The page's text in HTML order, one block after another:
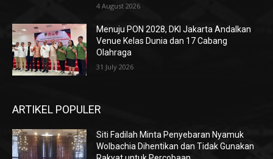
4 August 2026
Menuju PON 2028, DKI Jakarta Andalkan
Venue Kelas Dunia dan 17 Cabang
Olahraga
31 July 2026
ARTIKEL POPULER
Siti Fadilah Minta Penyebaran Nyamuk
Wolbachia Dihentikan dan Tidak Gunakan